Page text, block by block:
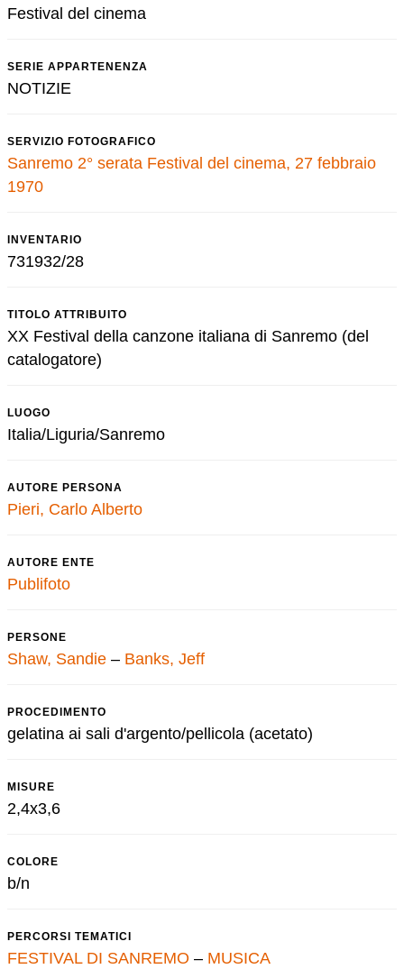
Festival del cinema
SERIE APPARTENENZA
NOTIZIE
SERVIZIO FOTOGRAFICO
Sanremo 2° serata Festival del cinema, 27 febbraio
1970
INVENTARIO
731932/28
TITOLO ATTRIBUITO
XX Festival della canzone italiana di Sanremo (del
catalogatore)
LUOGO
Italia/Liguria/Sanremo
AUTORE PERSONA
Pieri, Carlo Alberto
AUTORE ENTE
Publifoto
PERSONE
Shaw, Sandie – Banks, Jeff
PROCEDIMENTO
gelatina ai sali d'argento/pellicola (acetato)
MISURE
2,4x3,6
COLORE
b/n
PERCORSI TEMATICI
FESTIVAL DI SANREMO – MUSICA